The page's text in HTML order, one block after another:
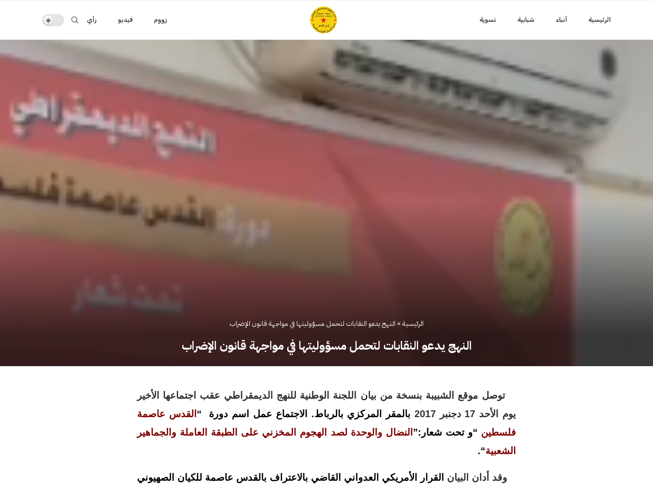
الرئيسية أنباء شبابية نسوية زووم فيديو رأي
الرئيسية» النهج يدعو النقابات لتحمل مسؤوليتها في مواجهة قانون الإضراب
النهج يدعو النقابات لتحمل مسؤوليتها في مواجهة قانون الإضراب
توصل موقع الشبيبة بنسخة من بيان اللجنة الوطنية للنهج الديمقراطي عقب اجتماعها الأخير
يوم الأحد 17 دجنبر 2017
بالمقر المركزي بالرباط. الاجتماع عمل اسم دورة “ القدس عاصمة
فلسطين “و تحت شعار:” النضال والوحدة لصد الهجوم المخزني على الطبقة العاملة والجماهير
الشعبية“.
وقد أدان البيان
القرار الأمريكي العدواني القاضي بالاعتراف بالقدس عاصمة للكيان الصهيوني